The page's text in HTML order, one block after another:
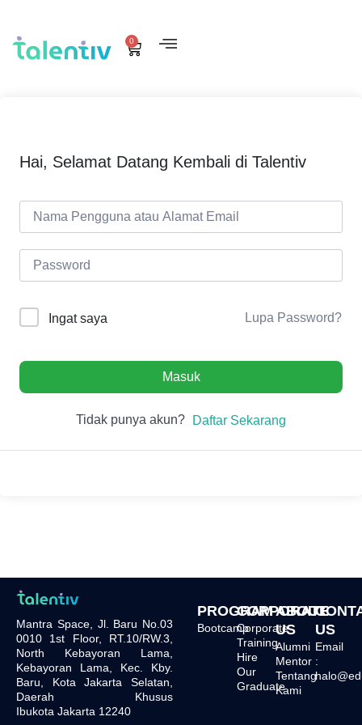
0
Hai, Selamat Datang Kembali di Talentiv
Ingat saya Lupa Password?
Masuk
Tidak punya akun? Daftar Sekarang
Mantra Space, Jl. Baru No.03
0010 1st Floor, RT.10/RW.3,
North Kebayoran Lama,
Kebayoran Lama, Kec. Kby.
Baru, Kota Jakarta Selatan,
Daerah Khusus
Ibukota Jakarta 12240
PROGRAM
Bootcamp
CORPORATE
Corporate
Training
Hire
Our
Graduate
ABOUT
US
Alumni
Mentor
Tentang
Kami
US
Email
: